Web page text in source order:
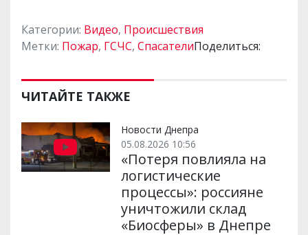
Категории: Видео, Происшествия
Метки: Пожар, ГСЧС, СпасателиПоделиться:
ЧИТАЙТЕ ТАКЖЕ
Новости Днепра
05.08.2026 10:56
«Потеря повлияла на
логистические
процессы»: россияне
уничтожили склад
«Биосферы» в Днепре